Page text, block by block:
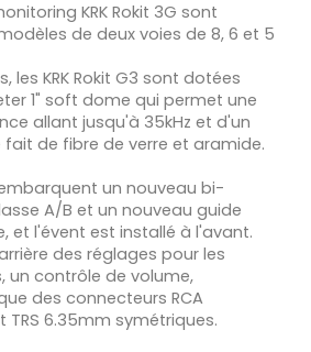
KRK Rokit 3G sont
de deux voies de 8, 6 et 5
les KRK Rokit G3 sont dotées
1" soft dome qui permet une
allant jusqu'à 35kHz et d'un
de fibre de verre et aramide.
un nouveau bi-
A/B et un nouveau guide
et l'évent est installé à l'avant.
des réglages pour les
un contrôle de volume,
des connecteurs RCA
TRS 6.35mm symétriques.